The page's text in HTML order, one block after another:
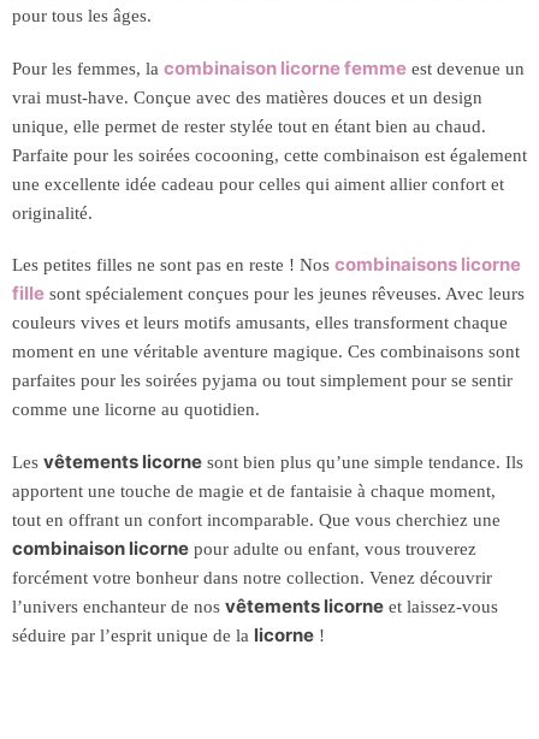
pour tous les âges.
Pour les femmes, la combinaison licorne femme est devenue un
vrai must-have. Conçue avec des matières douces et un design
unique, elle permet de rester stylée tout en étant bien au chaud.
Parfaite pour les soirées cocooning, cette combinaison est également
une excellente idée cadeau pour celles qui aiment allier confort et
originalité.
Les petites filles ne sont pas en reste ! Nos combinaisons licorne
fille sont spécialement conçues pour les jeunes rêveuses. Avec leurs
couleurs vives et leurs motifs amusants, elles transforment chaque
moment en une véritable aventure magique. Ces combinaisons sont
parfaites pour les soirées pyjama ou tout simplement pour se sentir
comme une licorne au quotidien.
Les vêtements licorne sont bien plus qu’une simple tendance. Ils
apportent une touche de magie et de fantaisie à chaque moment,
tout en offrant un confort incomparable. Que vous cherchiez une
combinaison licorne pour adulte ou enfant, vous trouverez
forcément votre bonheur dans notre collection. Venez découvrir
l’univers enchanteur de nos vêtements licorne et laissez-vous
séduire par l’esprit unique de la licorne !